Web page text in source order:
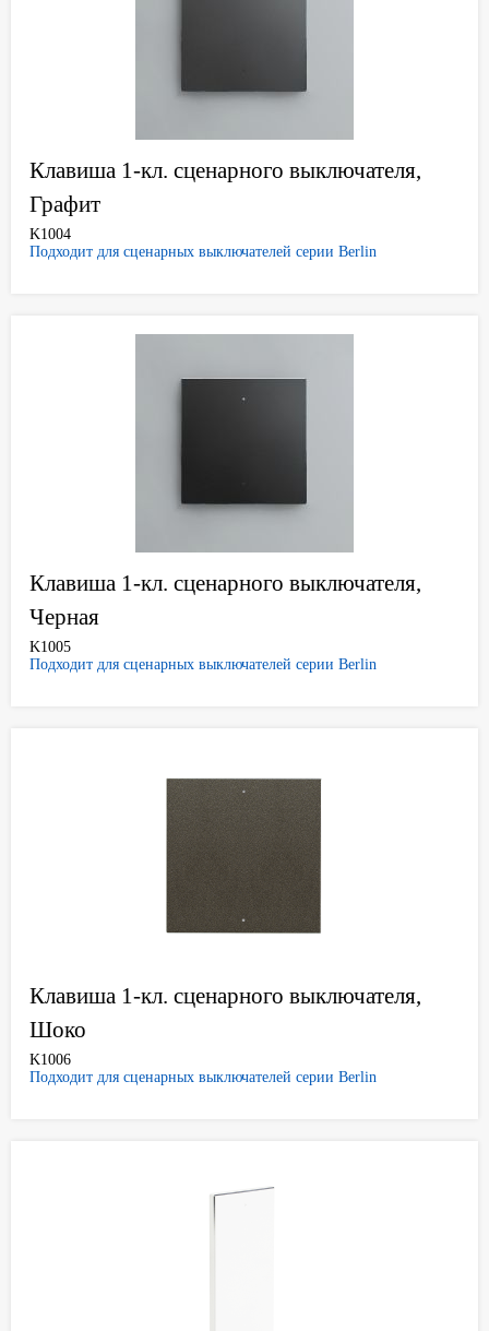
Клавиша 1-кл. сценарного выключателя,
Графит
K1004
Подходит для сценарных выключателей серии Berlin
Клавиша 1-кл. сценарного выключателя,
Черная
K1005
Подходит для сценарных выключателей серии Berlin
Клавиша 1-кл. сценарного выключателя,
Шоко
K1006
Подходит для сценарных выключателей серии Berlin